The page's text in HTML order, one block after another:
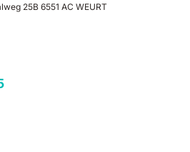
25B 6551 AC WEURT